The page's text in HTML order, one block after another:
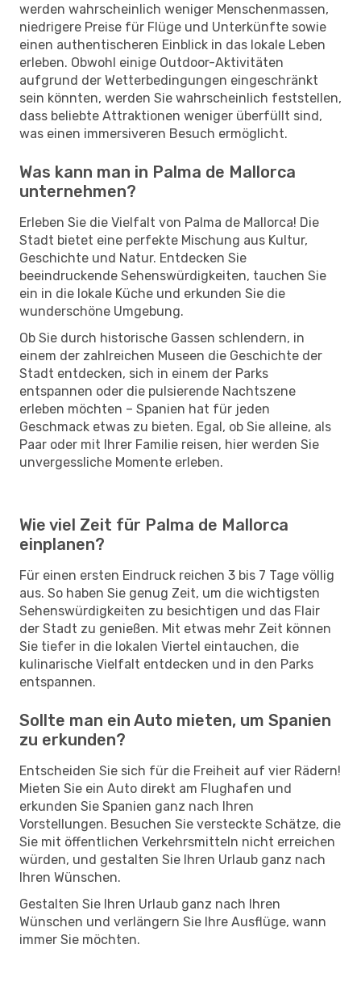
werden wahrscheinlich weniger Menschenmassen,
niedrigere Preise für Flüge und Unterkünfte sowie
einen authentischeren Einblick in das lokale Leben
erleben. Obwohl einige Outdoor-Aktivitäten
aufgrund der Wetterbedingungen eingeschränkt
sein könnten, werden Sie wahrscheinlich feststellen,
dass beliebte Attraktionen weniger überfüllt sind,
was einen immersiveren Besuch ermöglicht.
Was kann man in Palma de Mallorca
unternehmen?
Erleben Sie die Vielfalt von Palma de Mallorca! Die
Stadt bietet eine perfekte Mischung aus Kultur,
Geschichte und Natur. Entdecken Sie
beeindruckende Sehenswürdigkeiten, tauchen Sie
ein in die lokale Küche und erkunden Sie die
wunderschöne Umgebung.
Ob Sie durch historische Gassen schlendern, in
einem der zahlreichen Museen die Geschichte der
Stadt entdecken, sich in einem der Parks
entspannen oder die pulsierende Nachtszene
erleben möchten – Spanien hat für jeden
Geschmack etwas zu bieten. Egal, ob Sie alleine, als
Paar oder mit Ihrer Familie reisen, hier werden Sie
unvergessliche Momente erleben.
Wie viel Zeit für Palma de Mallorca
einplanen?
Für einen ersten Eindruck reichen 3 bis 7 Tage völlig
aus. So haben Sie genug Zeit, um die wichtigsten
Sehenswürdigkeiten zu besichtigen und das Flair
der Stadt zu genießen. Mit etwas mehr Zeit können
Sie tiefer in die lokalen Viertel eintauchen, die
kulinarische Vielfalt entdecken und in den Parks
entspannen.
Sollte man ein Auto mieten, um Spanien
zu erkunden?
Entscheiden Sie sich für die Freiheit auf vier Rädern!
Mieten Sie ein Auto direkt am Flughafen und
erkunden Sie Spanien ganz nach Ihren
Vorstellungen. Besuchen Sie versteckte Schätze, die
Sie mit öffentlichen Verkehrsmitteln nicht erreichen
würden, und gestalten Sie Ihren Urlaub ganz nach
Ihren Wünschen.
Gestalten Sie Ihren Urlaub ganz nach Ihren
Wünschen und verlängern Sie Ihre Ausflüge, wann
immer Sie möchten.